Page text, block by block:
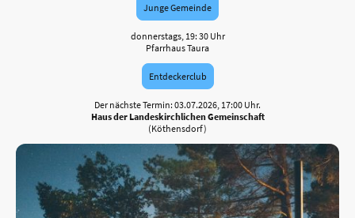
Junge Gemeinde
donnerstags, 19: 30 Uhr
Pfarrhaus Taura
Entdeckerclub
Der nächste Termin: 03.07.2026, 17:00 Uhr.
Haus der Landeskirchlichen Gemeinschaft
(Köthensdorf)